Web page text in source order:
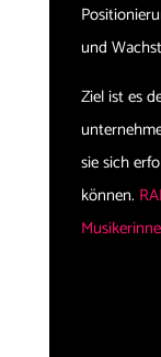
und
Ziel ist es
sie sich
können.